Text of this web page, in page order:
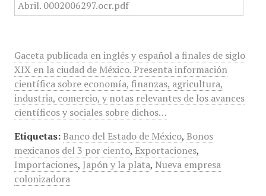
Gaceta publicada en inglés y español a finales de siglo
XIX en la ciudad de México. Presenta información
científica sobre economía, finanzas, agricultura,
industria, comercio, y notas relevantes de los avances
científicos y sociales sobre dichos…
Etiquetas: Banco del Estado de México, Bonos
mexicanos del 3 por ciento, Exportaciones,
Importaciones, Japón y la plata, Nueva empresa
colonizadora